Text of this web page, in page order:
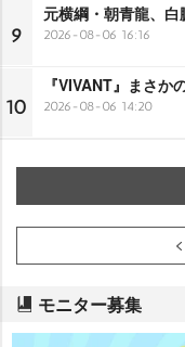
9
元横綱・朝青龍、
2026-08-06 16:16
10
『VIVANT』まさか
2026-08-06 14:20
モニター募集